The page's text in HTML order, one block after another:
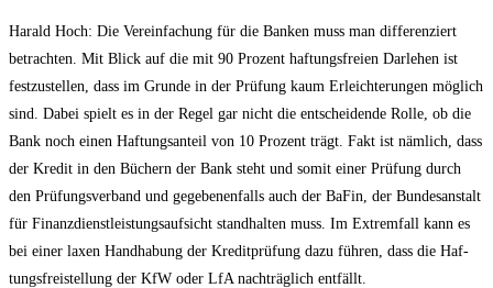
Harald Hoch: Die Ver­ein­fa­chung für die Ban­ken muss man dif­fe­ren­ziert
betrach­ten. Mit Blick auf die mit 90 Pro­zent haf­tungs­frei­en Dar­le­hen ist
fest­zu­stel­len, dass im Grun­de in der Prü­fung kaum Erleich­te­run­gen mög­lich
sind. Dabei spielt es in der Regel gar nicht die ent­schei­den­de Rol­le, ob die
Bank noch einen Haf­tungs­an­teil von 10 Pro­zent trägt. Fakt ist näm­lich, dass
der Kre­dit in den Büchern der Bank steht und somit einer Prü­fung durch
den Prü­fungs­ver­band und gege­be­nen­falls auch der BaFin, der Bun­des­an­stalt
für Finanz­dienst­leis­tungs­auf­sicht stand­hal­ten muss. Im Extrem­fall kann es
bei einer laxen Hand­ha­bung der Kre­dit­prü­fung dazu füh­ren, dass die Haf­
tungs­frei­stel­lung der KfW oder LfA nach­träg­lich entfällt.